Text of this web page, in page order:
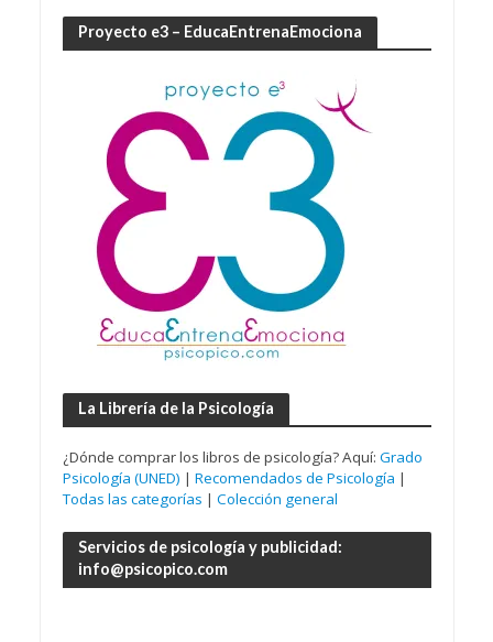
Proyecto e3 – EducaEntrenaEmociona
La Librería de la Psicología
¿Dónde comprar los libros de psicología? Aquí: Grado
Psicología (UNED) | Recomendados de Psicología |
Todas las categorías | Colección general
Servicios de psicología y publicidad:
info@psicopico.com